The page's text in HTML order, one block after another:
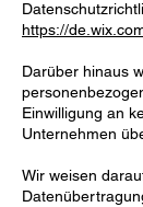
https://
Darüber hinaus
Einwilligung an
Unternehmen
Wir weisen